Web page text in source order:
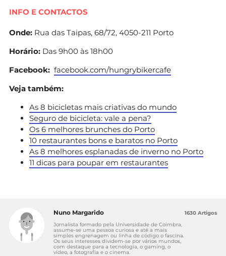
INFO E CONTACTOS
Onde: Rua das Taipas, 68/72, 4050-211 Porto
Horário: Das 9h00 às 18h00
Facebook: facebook.com/hungrybikercafe
Veja também:
As 8 bicicletas mais criativas do mundo
Seguro de bicicleta: vale a pena?
Os 6 melhores brunches do Porto
10 restaurantes bons e baratos no Porto
As 8 melhores esplanadas de inverno no Porto
11 dicas para poupar em restaurantes
Nuno Margarido
Jornalista formado pela Universidade de Coimbra,
assume-se uma pessoa curiosa e até a mais
simples engrenagem ou linha de código o fascina.
Os seus interesses dividem-se por vários mundos,
com destaque para a tecnologia, o gaming, o
vídeo, a fotografia e o cinema.
1630 Artigos